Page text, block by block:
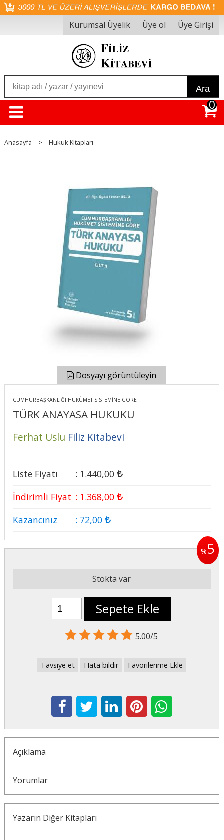
Kurumsal Üyelik Üye ol Üye Girişi
Ara
0
Anasayfa > Hukuk Kitapları
Dosyayı görüntüleyin
CUMHURBAŞKANLIĞI HÜKÛMET SİSTEMİNE GÖRE
TÜRK ANAYASA HUKUKU
Ferhat Uslu Filiz Kitabevi
Liste Fiyatı : 1.440,00
İndirimli Fiyat : 1.368,00
Kazancınız
: 72,00
%5
Stokta var
Sepete Ekle
5.00/5
Tavsiye et Hata bildir Favorilerime Ekle
Açıklama
Yorumlar
Yazarın Diğer Kitapları